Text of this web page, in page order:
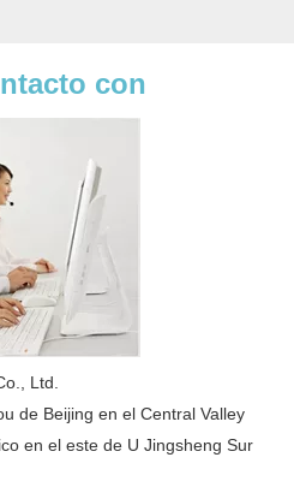
con
Ltd.
de Beijing en el Central Valley
en el este de U Jingsheng Sur